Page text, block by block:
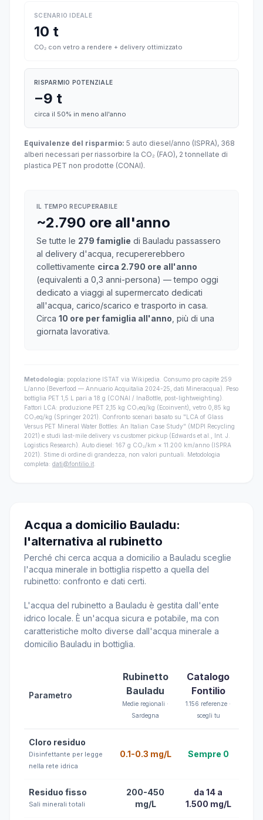
SCENARIO IDEALE
10 t
CO₂ con vetro a rendere + delivery ottimizzato
RISPARMIO POTENZIALE
−9 t
circa il 50% in meno all'anno
Equivalenze del risparmio: 5 auto diesel/anno (ISPRA), 368
alberi necessari per riassorbire la CO₂ (FAO), 2 tonnellate di
plastica PET non prodotte (CONAI).
IL TEMPO RECUPERABILE
~2.790 ore all'anno
Se tutte le 279 famiglie di Bauladu passassero
al delivery d'acqua, recupererebbero
collettivamente circa 2.790 ore all'anno
(equivalenti a 0,3 anni-persona) — tempo oggi
dedicato a viaggi al supermercato dedicati
all'acqua, carico/scarico e trasporto in casa.
Circa 10 ore per famiglia all'anno , più di una
giornata lavorativa.
Metodologia: popolazione ISTAT via Wikipedia. Consumo pro capite 259
L/anno (Beverfood — Annuario Acquitalia 2024-25, dati Mineracqua). Peso
bottiglia PET 1,5 L pari a 18 g (CONAI / InaBottle, post-lightweighting).
Fattori LCA: produzione PET 2,15 kg CO₂eq/kg (Ecoinvent), vetro 0,85 kg
CO₂eq/kg (Springer 2021). Confronto scenari basato su "LCA of Glass
Versus PET Mineral Water Bottles: An Italian Case Study" (MDPI Recycling
2021) e studi last-mile delivery vs customer pickup (Edwards et al., Int. J.
Logistics Research). Auto diesel: 167 g CO₂/km × 11.200 km/anno (ISPRA
2021). Stime di ordine di grandezza, non valori puntuali. Metodologia
completa: dati@fontilio.it
Acqua a domicilio Bauladu:
l'alternativa al rubinetto
Perché chi cerca acqua a domicilio a Bauladu sceglie
l'acqua minerale in bottiglia rispetto a quella del
rubinetto: confronto e dati certi.
L'acqua del rubinetto a Bauladu è gestita dall'ente
idrico locale. È un'acqua sicura e potabile, ma con
caratteristiche molto diverse dall'acqua minerale a
domicilio Bauladu in bottiglia.
Parametro
Rubinetto
Bauladu
Medie regionali ·
Sardegna
Catalogo
Fontilio
1.156 referenze ·
scegli tu
Cloro residuo
Disinfettante per legge
nella rete idrica
0.1-0.3 mg/L Sempre 0
Residuo fisso
Sali minerali totali
200-450
mg/L
da 14 a
1.500 mg/L